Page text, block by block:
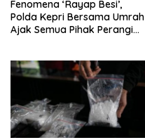
Fenomena ‘Rayap Besi’,
Polda Kepri Bersama Umrah
Ajak Semua Pihak Perangi